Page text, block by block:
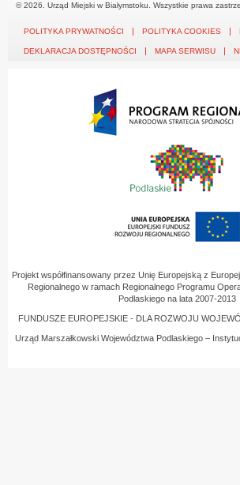
© 2026. Urząd Miejski w Białymstoku. Wszystkie prawa
POLITYKA PRYWATNOŚCI POLITYKA COOKIES
DEKLARACJA DOSTĘPNOŚCI MAPA SERWISU
Projekt współfinansowany przez Unię Europejską z
Regionalnego w ramach Regionalnego Programu
Podlaskiego na lata 2007-2013
FUNDUSZE EUROPEJSKIE - DLA ROZWOJU
Urząd Marszałkowski Województwa Podlaskiego –